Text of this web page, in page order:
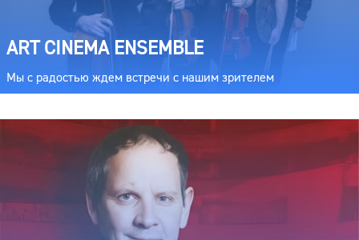
ART CINEMA ENSEMBLE
Мы с радостью ждем встречи с нашим зрителем